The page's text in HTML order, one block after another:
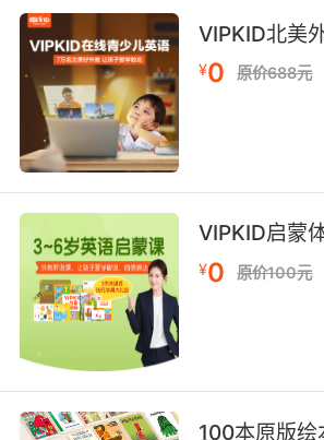
7. I don't wanna add you to this
我不想把你加进这个文件夹里
8. Maybe there's some
about her in the folder.
也许文件夹里有更多关于她的信
9. It's been in my draft folder
这些年它一直在 稿箱里
10. Doesn't matter what else
文件夹里还有什么东西无所谓
VIPKID北美
¥0 原价688元
VIPKID启蒙
¥0 原价100元
100本原版绘